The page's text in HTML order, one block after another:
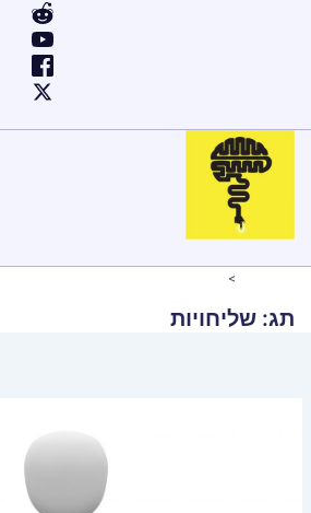
תג: שליחויות